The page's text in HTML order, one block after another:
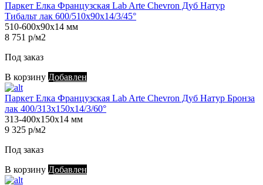
Паркет Елка Французская Lab Arte Chevron Дуб Натур
Тибальт лак 600/510х90х14/3/45°
510-600х90х14 мм
8 751 р/м2
Под заказ
В корзину Добавлен
Паркет Елка Французская Lab Arte Chevron Дуб Натур Бронза
лак 400/313х150х14/3/60°
313-400х150х14 мм
9 325 р/м2
Под заказ
В корзину Добавлен